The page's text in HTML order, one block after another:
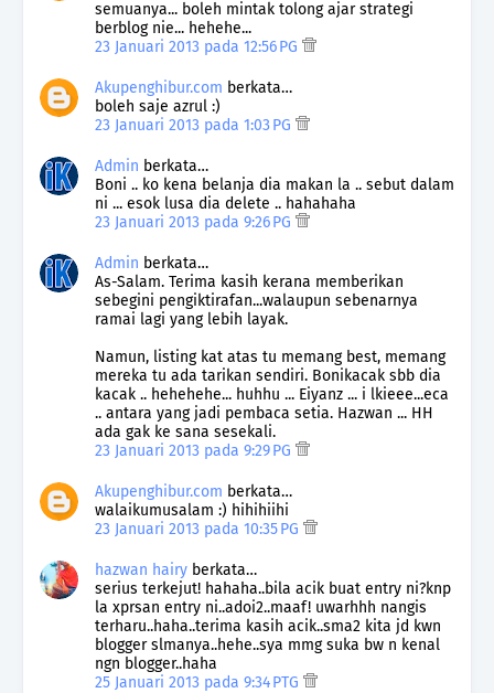
semuanya... boleh mintak tolong ajar strategi
berblog nie... hehehe...
23 Januari 2013 pada 12:56 PG
Akupenghibur.com berkata…
boleh saje azrul :)
23 Januari 2013 pada 1:03 PG
Admin berkata…
Boni .. ko kena belanja dia makan la .. sebut dalam
ni ... esok lusa dia delete .. hahahaha
23 Januari 2013 pada 9:26 PG
Admin berkata…
As-Salam. Terima kasih kerana memberikan
sebegini pengiktirafan...walaupun sebenarnya
ramai lagi yang lebih layak.
Namun, listing kat atas tu memang best, memang
mereka tu ada tarikan sendiri. Bonikacak sbb dia
kacak .. hehehehe... huhhu ... Eiyanz ... i lkieee...eca
.. antara yang jadi pembaca setia. Hazwan ... HH
ada gak ke sana sesekali.
23 Januari 2013 pada 9:29 PG
Akupenghibur.com berkata…
walaikumusalam :) hihihiihi
23 Januari 2013 pada 10:35 PG
hazwan hairy berkata…
serius terkejut! hahaha..bila acik buat entry ni?knp
la xprsan entry ni..adoi2..maaf! uwarhhh nangis
terharu..haha..terima kasih acik..sma2 kita jd kwn
blogger slmanya..hehe..sya mmg suka bw n kenal
ngn blogger..haha
25 Januari 2013 pada 9:34 PTG